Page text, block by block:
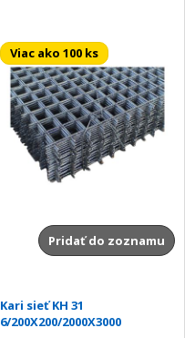
Viac ako 100 ks
Pridať do zoznamu
Kari sieť KH 31
6/200X200/2000X3000